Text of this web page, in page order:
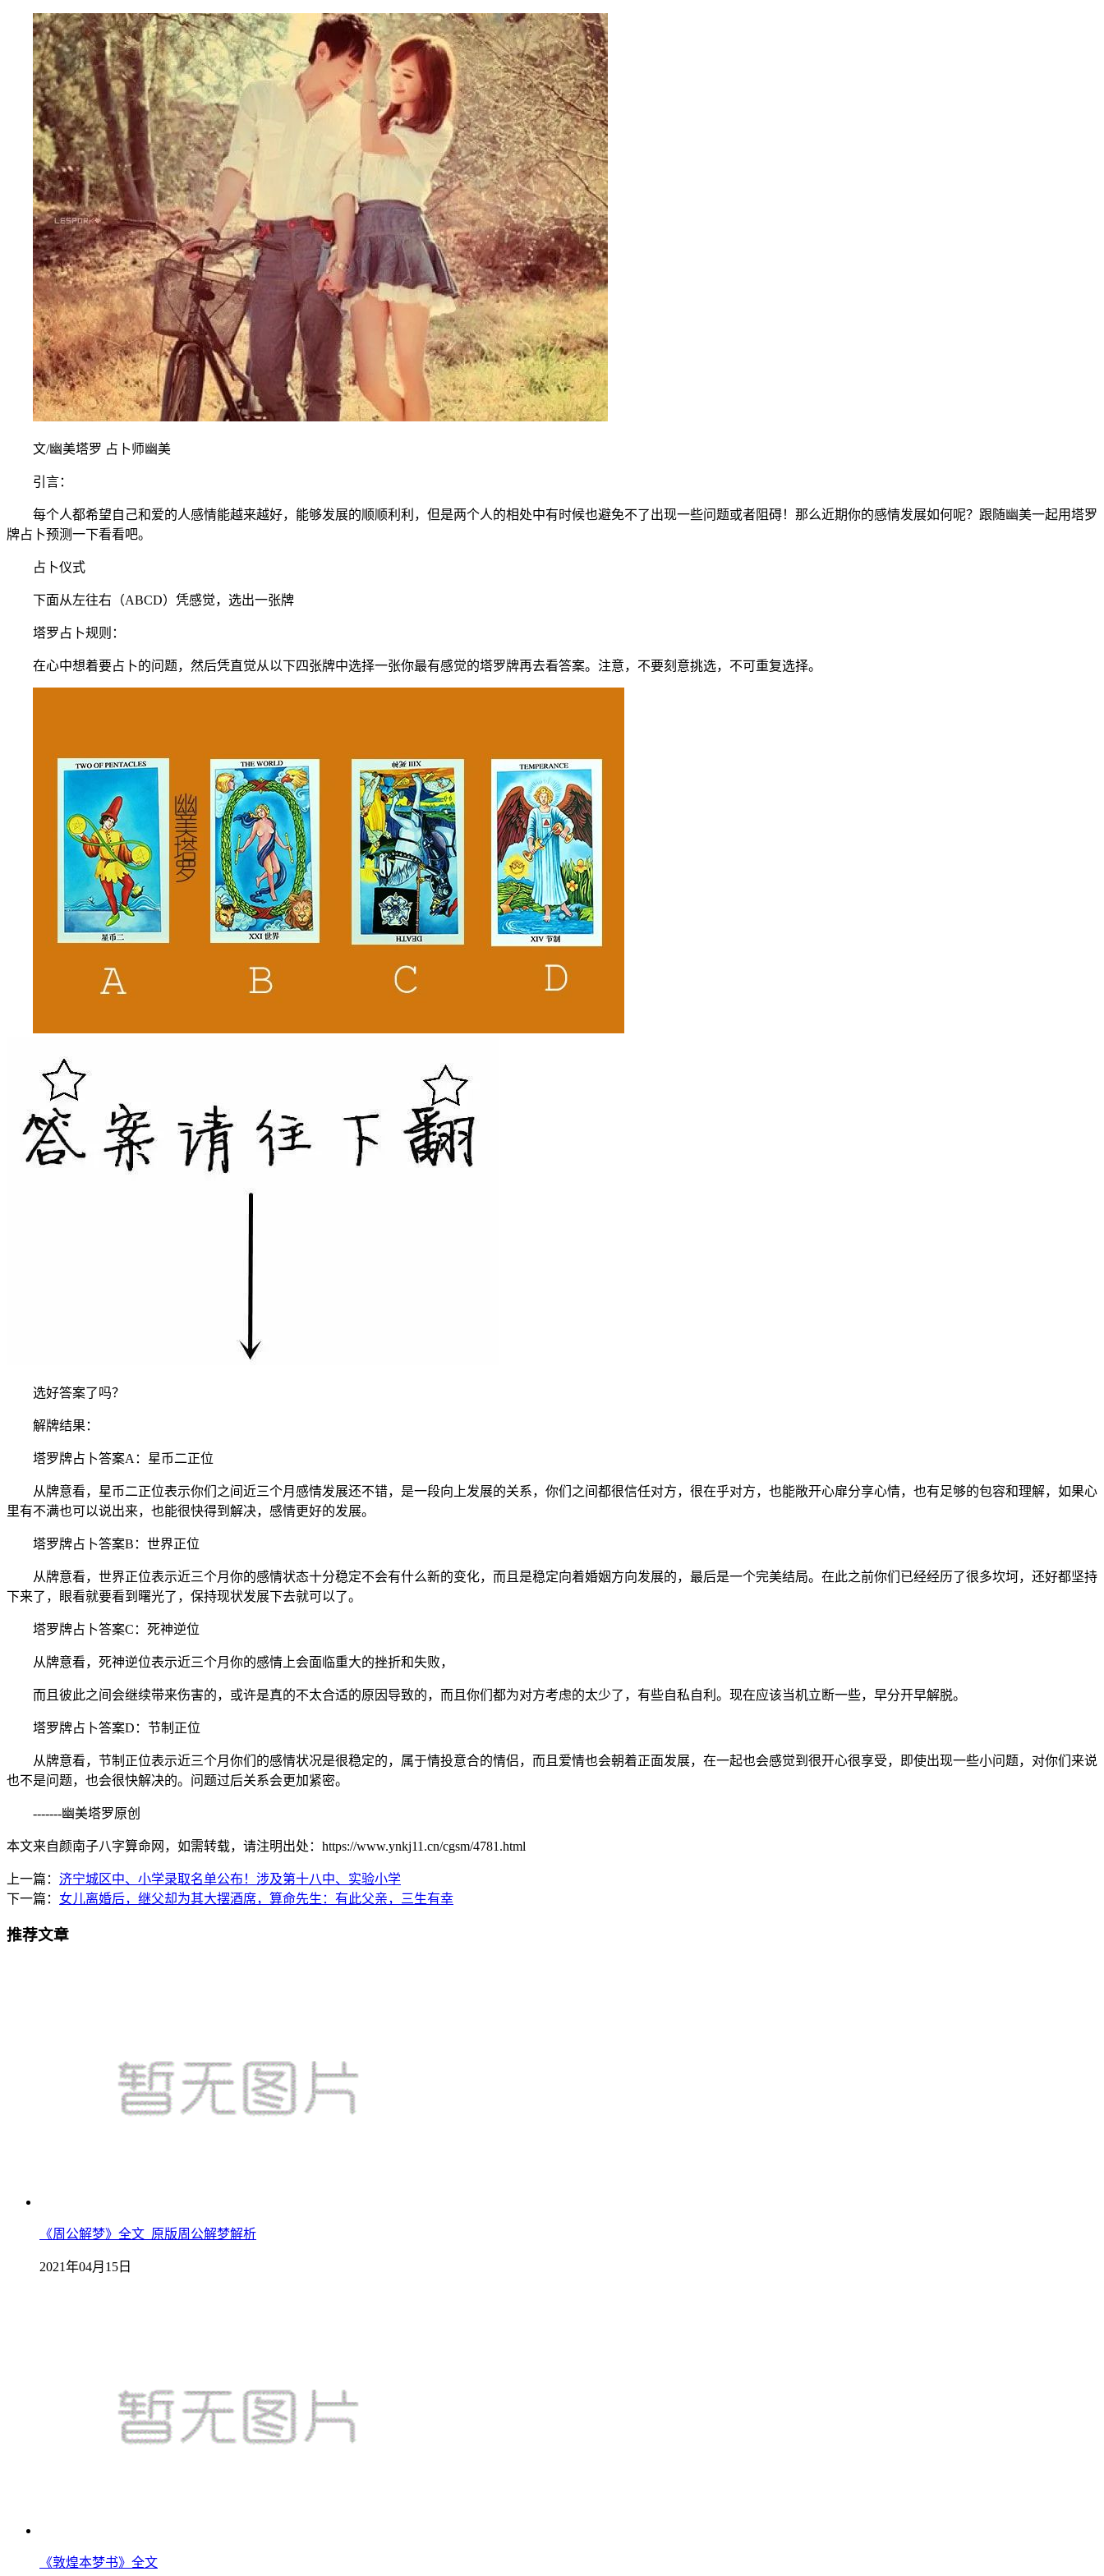
文/幽美塔罗 占卜师幽美
引言：
每个人都希望自己和爱的人感情能越来越好，能够发展的顺顺利利，但是两个人的相处中有时候也避免不了出现一些问题或者阻碍！那么近期你的感情发展如何呢？跟随幽美一起用塔罗
牌占卜预测一下看看吧。
占卜仪式
下面从左往右（ABCD）凭感觉，选出一张牌
塔罗占卜规则：
在心中想着要占卜的问题，然后凭直觉从以下四张牌中选择一张你最有感觉的塔罗牌再去看答案。注意，不要刻意挑选，不可重复选择。
选好答案了吗？
解牌结果：
塔罗牌占卜答案A：星币二正位
从牌意看，星币二正位表示你们之间近三个月感情发展还不错，是一段向上发展的关系，你们之间都很信任对方，很在乎对方，也能敞开心扉分享心情，也有足够的包容和理解，如果心
里有不满也可以说出来，也能很快得到解决，感情更好的发展。
塔罗牌占卜答案B：世界正位
从牌意看，世界正位表示近三个月你的感情状态十分稳定不会有什么新的变化，而且是稳定向着婚姻方向发展的，最后是一个完美结局。在此之前你们已经经历了很多坎坷，还好都坚持
下来了，眼看就要看到曙光了，保持现状发展下去就可以了。
塔罗牌占卜答案C：死神逆位
从牌意看，死神逆位表示近三个月你的感情上会面临重大的挫折和失败，
而且彼此之间会继续带来伤害的，或许是真的不太合适的原因导致的，而且你们都为对方考虑的太少了，有些自私自利。现在应该当机立断一些，早分开早解脱。
塔罗牌占卜答案D：节制正位
从牌意看，节制正位表示近三个月你们的感情状况是很稳定的，属于情投意合的情侣，而且爱情也会朝着正面发展，在一起也会感觉到很开心很享受，即使出现一些小问题，对你们来说
也不是问题，也会很快解决的。问题过后关系会更加紧密。
-------幽美塔罗原创
本文来自颜南子八字算命网，如需转载，请注明出处：https://www.ynkj11.cn/cgsm/4781.html
上一篇： 济宁城区中、小学录取名单公布！涉及第十八中、实验小学
下一篇： 女儿离婚后，继父却为其大摆酒席，算命先生：有此父亲，三生有幸
推荐文章
《周公解梦》全文_原版周公解梦解析
2021年04月15日
《敦煌本梦书》全文